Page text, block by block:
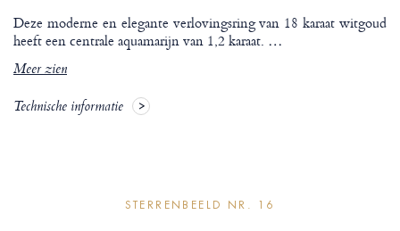
Deze moderne en elegante verlovingsring van 18 karaat witgoud
heeft een centrale aquamarijn van 1,2 karaat. …
Meer zien
Technische informatie
STERRENBEELD NR. 16